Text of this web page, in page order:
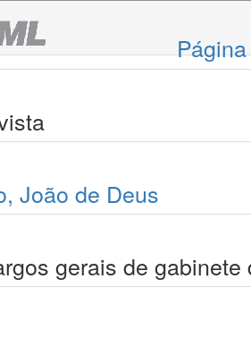
João de Deus
gerais de gabinete